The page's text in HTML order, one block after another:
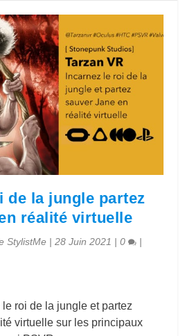
de la jungle partez
réalité virtuelle
StylistMe |28 Juin 2021 |0 |
roi de la jungle et partez
virtuelle sur les principaux